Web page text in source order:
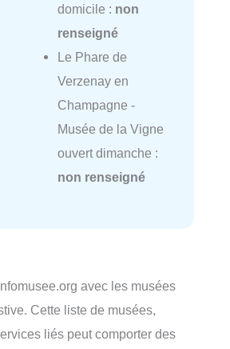
domicile : non
renseigné
Le Phare de
Verzenay en
Champagne -
Musée de la Vigne
ouvert dimanche :
non renseigné
avec les musées
Cette liste de musées,
liés peut comporter des